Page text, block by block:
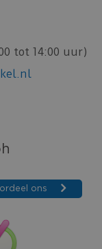
tot 14:00 uur)